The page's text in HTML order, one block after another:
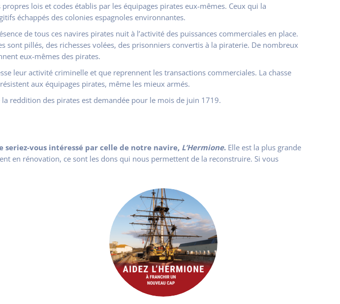
lois et codes établis par les équipages pirates eux-mêmes. Ceux qui la
échappés des colonies espagnoles environnantes.
de tous ces navires pirates nuit à l’activité des puissances commerciales en place.
sont pillés, des richesses volées, des prisonniers convertis à la piraterie. De nombreux
eux-mêmes des pirates.
leur activité criminelle et que reprennent les transactions commerciales. La chasse
aux équipages pirates, même les mieux armés.
reddition des pirates est demandée pour le mois de juin 1719.
vous intéressé par celle de notre navire, L’Hermione. Elle est la plus grande
en rénovation, ce sont les dons qui nous permettent de la reconstruire. Si vous